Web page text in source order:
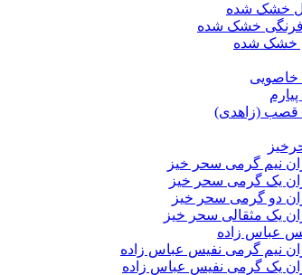
خشک شده
خشک شده
خشک شده
خاصویی
قصب (زاهدی)
نیم گرمی سحر خیز
یک گرمی سحر خیز
دو گرمی سحر خیز
یک مثقالی سحر خیز
عباس زاده
نیم گرمی نفیس عباس زاده
یک گرمی نفیس عباس زاده